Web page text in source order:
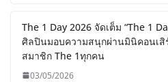
The 1 Day 2026 จัดเต็ม “The 1
ศิลปินมอบความสนุกผ่านมินิคอนเสิ
สมาชิก The 1ทุกคน
03/05/2026